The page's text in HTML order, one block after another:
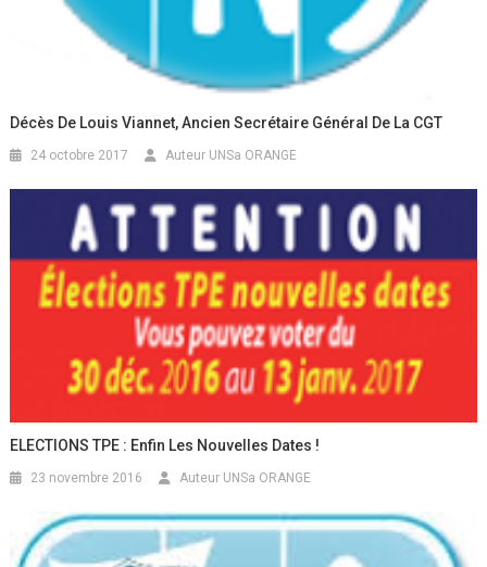
Décès De Louis Viannet, Ancien Secrétaire Général De La CGT
24 octobre 2017 Auteur UNSa ORANGE
ELECTIONS TPE : Enfin Les Nouvelles Dates !
23 novembre 2016 Auteur UNSa ORANGE